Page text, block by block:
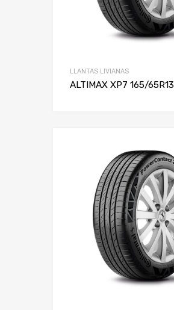
LLANTAS LIVIANAS
ALTIMAX XP7 165/65R13